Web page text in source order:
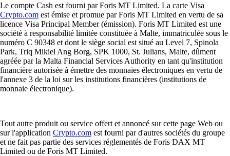
Le compte Cash est fourni par Foris MT Limited. La carte Visa
Crypto.com est émise et promue par Foris MT Limited en vertu de sa
licence Visa Principal Member (émission). Foris MT Limited est une
société à responsabilité limitée constituée à Malte, immatriculée sous le
numéro C 90348 et dont le siège social est situé au Level 7, Spinola
Park, Triq Mikiel Ang Borg, SPK 1000, St. Julians, Malte, dûment
agréée par la Malta Financial Services Authority en tant qu'institution
financière autorisée à émettre des monnaies électroniques en vertu de
l'annexe 3 de la loi sur les institutions financières (institutions de
monnaie électronique).
Tout autre produit ou service offert et annoncé sur cette page Web ou
sur l'application Crypto.com est fourni par d'autres sociétés du groupe
et ne fait pas partie des services réglementés de Foris DAX MT
Limited ou de Foris MT Limited.